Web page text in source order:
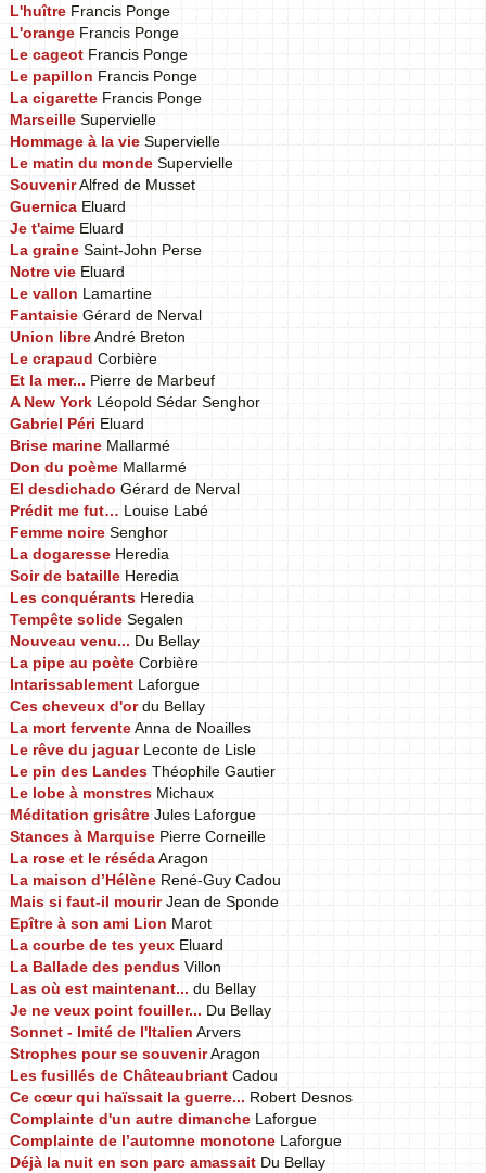
L'huître Francis Ponge
L'orange Francis Ponge
Le cageot Francis Ponge
Le papillon Francis Ponge
La cigarette Francis Ponge
Marseille Supervielle
Hommage à la vie Supervielle
Le matin du monde Supervielle
SouvenirAlfred de Musset
Guernica Eluard
Je t'aime Eluard
La graine Saint-John Perse
Notre vie Eluard
Le vallon Lamartine
Fantaisie Gérard de Nerval
Union libreAndré Breton
Le crapaud Corbière
Et la mer... Pierre de Marbeuf
A New York Léopold Sédar Senghor
Gabriel Péri Eluard
Brise marine Mallarmé
Don du poème Mallarmé
El desdichado Gérard de Nerval
Prédit me fut… Louise Labé
Femme noire Senghor
La dogaresse Heredia
Soir de bataille Heredia
Les conquérants Heredia
Tempête solide Segalen
Nouveau venu... Du Bellay
La pipe au poète Corbière
Intarissablement Laforgue
Ces cheveux d'ordu Bellay
La mort ferventeAnna de Noailles
Le rêve du jaguarLeconte de Lisle
Le pin des Landes Théophile Gautier
Le lobe à monstres Michaux
Méditation grisâtre Jules Laforgue
Stances à Marquise Pierre Corneille
La rose et le résédaAragon
La maison d’Hélène René-Guy Cadou
Mais si faut-il mourirJean de Sponde
Epître à son ami Lion Marot
La courbe de tes yeux Eluard
La Ballade des pendus Villon
Las où est maintenant... du Bellay
Je ne veux point fouiller... Du Bellay
Sonnet - Imité de l'Italien Arvers
Strophes pour se souvenirAragon
Les fusillés de Châteaubriant Cadou
Ce cœur qui haïssait la guerre... Robert Desnos
Complainte d'un autre dimanche Laforgue
Complainte de l’automne monotone Laforgue
Déjà la nuit en son parc amassait Du Bellay